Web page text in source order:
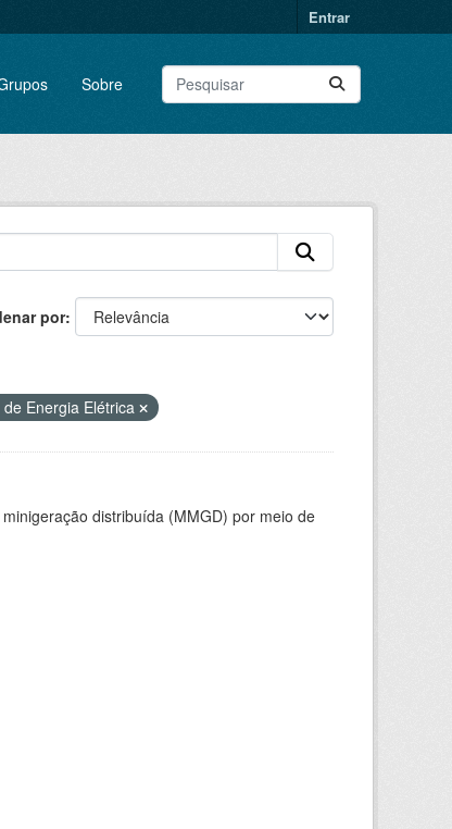
Entrar
Sobre
por
Energia Elétrica
distribuída (MMGD) por meio de